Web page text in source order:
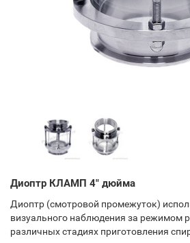
Диоптр КЛАМП 4" дюйма
Диоптр (смотровой промежуток)
визуального наблюдения за режимом
различных стадиях приготовления